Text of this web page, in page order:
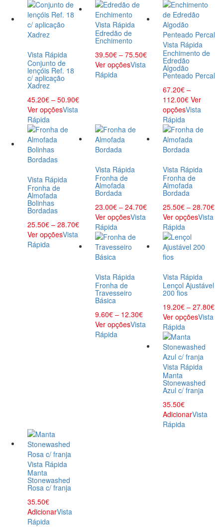
Vista Rápida
Conjunto de
lençóis Ref. 18
c/ aplicação
Xadrez
45.20€ – 50.90€
Ver opçõesVista
Rápida
Vista Rápida
Edredão de
Enchimento
39.50€– 75.50€
Ver opçõesVista
Rápida
Vista Rápida
Enchimento de
Edredão
Algodão
Penteado Percal
67.20€–
112.00€ Ver
opçõesVista
Rápida
Vista Rápida
Fronha de
Almofada
Bolinhas
Bordadas
25.50€ – 28.70€
Ver opçõesVista
Rápida
Vista Rápida
Fronha de
Almofada
Bordada
23.00€– 24.70€
Ver opçõesVista
Rápida
Vista Rápida
Fronha de
Almofada
Bordada
25.50€– 28.70€
Ver opçõesVista
Rápida
Vista Rápida
Fronha de
Travesseiro
Básica
9.60€– 12.30€
Ver opçõesVista
Rápida
Vista Rápida
Lençol Ajustável
200 fios
19.20€– 27.80€
Ver opçõesVista
Rápida
Vista Rápida
Manta
Stonewashed
Azul c/ franja
35.50€
AdicionarVista
Rápida
Vista Rápida
Manta
Stonewashed
Rosa c/ franja
35.50€
AdicionarVista
Rápida